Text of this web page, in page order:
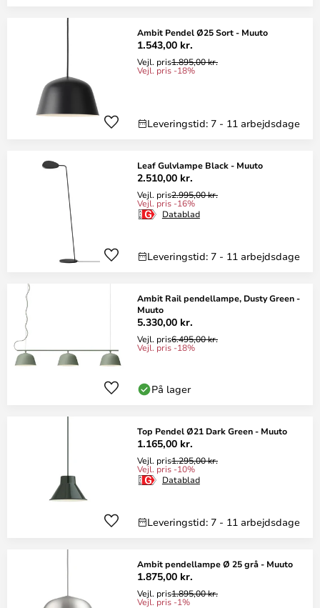
Ambit Pendel Ø25 Sort - Muuto
1.543,00 kr.
Vejl. pris1.895,00 kr.
Vejl. pris -18%
Leveringstid: 7 - 11 arbejdsdage
Leaf Gulvlampe Black - Muuto
2.510,00 kr.
Vejl. pris2.995,00 kr.
Vejl. pris -16%
Datablad
Leveringstid: 7 - 11 arbejdsdage
Ambit Rail pendellampe, Dusty Green -
Muuto
5.330,00 kr.
Vejl. pris6.495,00 kr.
Vejl. pris -18%
På lager
Top Pendel Ø21 Dark Green - Muuto
1.165,00 kr.
Vejl. pris1.295,00 kr.
Vejl. pris -10%
Datablad
Leveringstid: 7 - 11 arbejdsdage
Ambit pendellampe Ø 25 grå - Muuto
1.875,00 kr.
Vejl. pris1.895,00 kr.
Vejl. pris -1%